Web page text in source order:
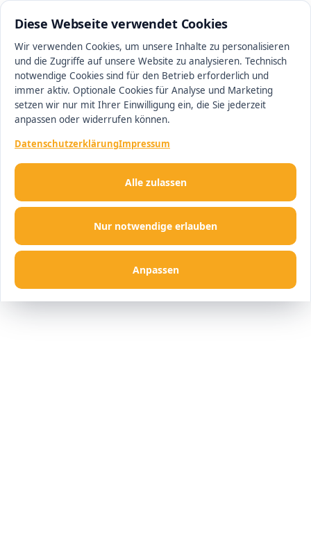
Diese Webseite verwendet Cookies
Wir verwenden Cookies, um unsere Inhalte zu personalisieren
und die Zugriffe auf unsere Website zu analysieren. Technisch
notwendige Cookies sind für den Betrieb erforderlich und
immer aktiv. Optionale Cookies für Analyse und Marketing
setzen wir nur mit Ihrer Einwilligung ein, die Sie jederzeit
anpassen oder widerrufen können.
DatenschutzerklärungImpressum
Nur notwendige erlauben
Anpassen
Alle zulassen